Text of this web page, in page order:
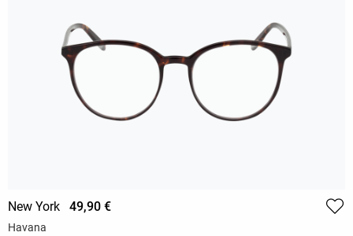
New York 49,90 €
Havana